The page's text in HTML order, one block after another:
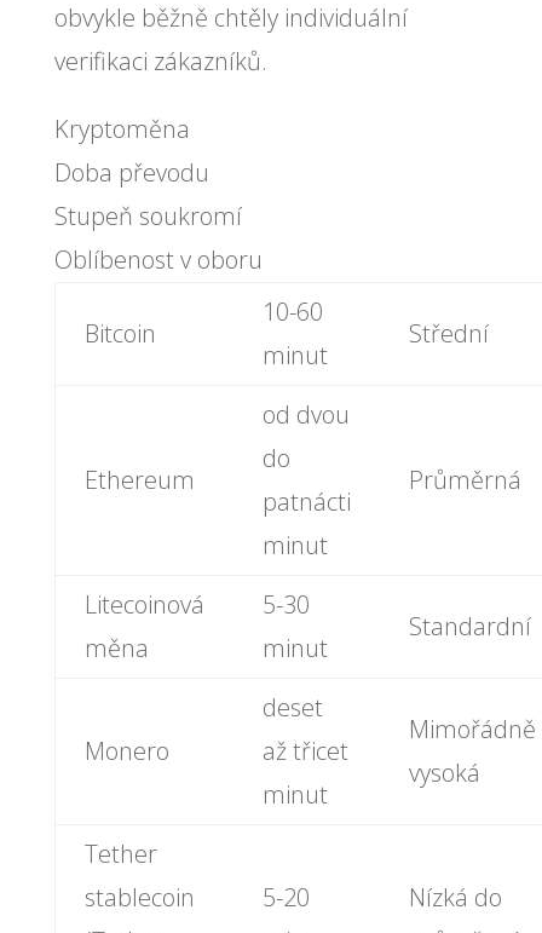
obvykle běžně chtěly individuální
verifikaci zákazníků.
Kryptoměna
Doba převodu
Stupeň soukromí
Oblíbenost v oboru
Bitcoin
10-60
minut
Střední
Ethereum
od dvou
do
patnácti
minut
Průměrná
Litecoinová
měna
5-30
minut
Standardní
Monero
deset
až třicet
minut
Mimořádně
vysoká
Tether
stablecoin
5-20
Nízká do